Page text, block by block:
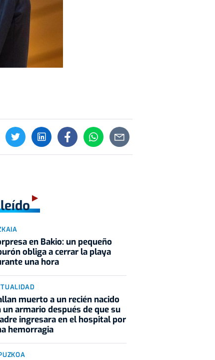
en Bakio: un pequeño
obliga a cerrar la playa
una hora
muerto a un recién nacido
un armario después de que su
ingresara en el hospital por
hemorragia